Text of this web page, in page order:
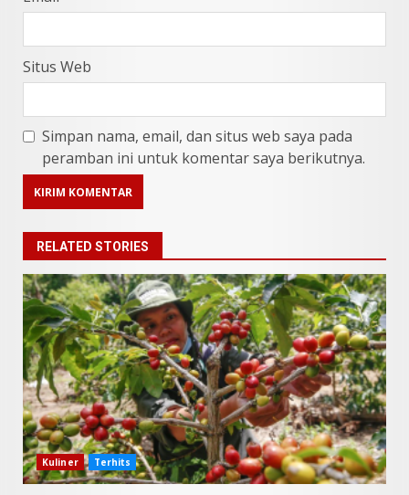
Situs Web
Simpan nama, email, dan situs web saya pada
peramban ini untuk komentar saya berikutnya.
RELATED STORIES
Kuliner Terhits
3
9 Makanan Batak yang Wajib
Diketahui! Budaya Batak yang
Jarang Dipahami Orang
Indonesia
Juni 25, 2026